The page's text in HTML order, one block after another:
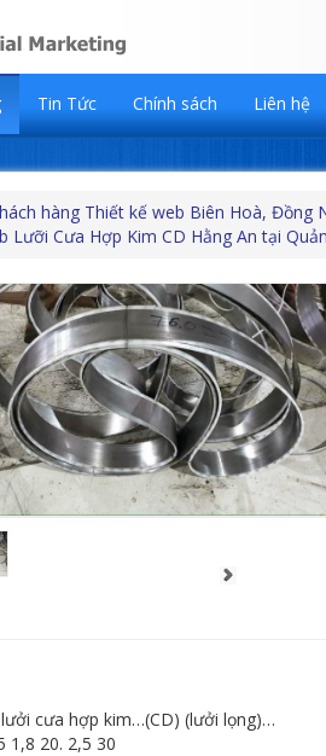
Tin Tức Chính sách Liên hệ
hàng Thiết kế web Biên Hoà, Đồng
Lưỡi Cưa Hợp Kim CD Hằng An tại
cưa hợp kim…(CD) (lưởi lọng)…
1,8 20. 2,5 30